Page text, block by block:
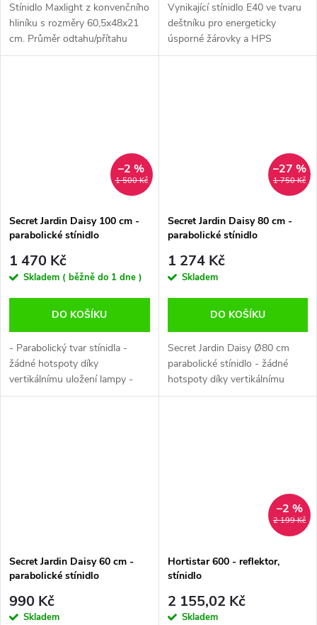
Stínidlo Maxlight z konvenčního
hliníku s rozměry 60,5x48x21
cm. Průměr odtahu/přítahu
150mm. Cooltube stínidlo pro
Vynikající stínidlo E40 ve tvaru
deštníku pro energeticky
úsporné žárovky a HPS
žárovky v nejvyšší kvalitě.
1 500 Kč
–2 %
Secret Jardin Daisy 100 cm -
parabolické stínidlo
1 470 Kč
Skladem ( běžně do 1 dne )
DO KOŠÍKU
- Parabolický tvar stínidla -
žádné hotspoty díky
vertikálnímu uložení lampy -
vhodné pro HPS a CFL lampy
1 750 Kč
–27 %
Secret Jardin Daisy 80 cm -
parabolické stínidlo
1 274 Kč
Skladem
DO KOŠÍKU
Secret Jardin Daisy Ø80 cm
parabolické stínidlo - žádné
hotspoty díky vertikálnímu
uložení lampy. vhodný pro CMH
Secret Jardin Daisy 60 cm -
parabolické stínidlo
990 Kč
Skladem
2 199 Kč
–2 %
Hortistar 600 - reflektor,
stínidlo
2 155,02 Kč
Skladem